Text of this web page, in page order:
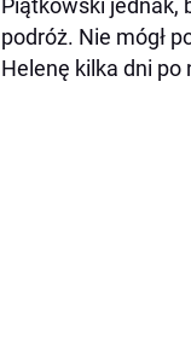
Piątkowski jednak,
podróż. Nie mógł
Helenę kilka dni po